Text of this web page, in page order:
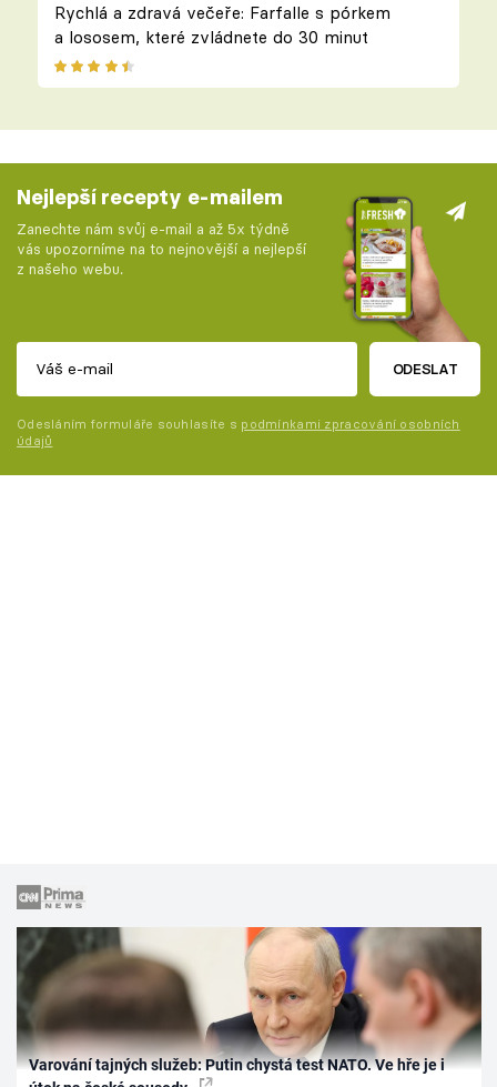
Rychlá a zdravá večeře: Farfalle s pórkem
a lososem, které zvládnete do 30 minut
Nejlepší recepty e-mailem
Zanechte nám svůj e-mail a až 5x týdně
vás upozorníme na to nejnovější a nejlepší
z našeho webu.
ODESLAT
Odesláním formuláře souhlasíte s podmínkami zpracování osobních
údajů
Varování tajných služeb: Putin chystá test NATO. Ve hře je i